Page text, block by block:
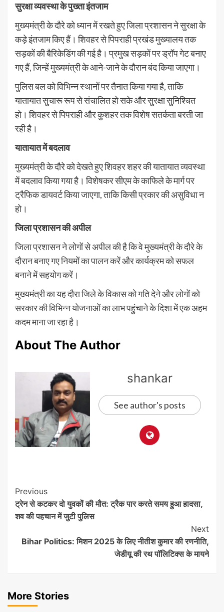
सुरक्षा व्यवस्था के पुख्ता इंतजाम
मुख्यमंत्री के दौरे को ध्यान में रखते हुए जिला प्रशासन ने सुरक्षा के
कड़े इंतजाम किए हैं। शिवहर से पिपराही प्रखंड मुख्यालय तक
सड़कों की बैरिकेडिंग की गई है। प्रमुख सड़कों पर ड्रॉप गेट बनाए
गए हैं, जिन्हें मुख्यमंत्री के आने-जाने के दौरान बंद किया जाएगा।
पुलिस बल को विभिन्न स्थानों पर तैनात किया गया है, ताकि
यातायात सुचारू रूप से संचालित हो सके और सुरक्षा सुनिश्चित
हो। शिवहर से पिपराही और कुशहर तक विशेष सतर्कता बरती जा
रही है।
यातायात में बदलाव
मुख्यमंत्री के दौरे को देखते हुए शिवहर शहर की यातायात व्यवस्था
में बदलाव किया गया है। विशेषकर सीएम के काफिले के मार्ग पर
ट्रैफिक डायवर्ट किया जाएगा, ताकि किसी प्रकार की असुविधा न
हो।
जिला प्रशासन की अपील
जिला प्रशासन ने लोगों से अपील की है कि वे मुख्यमंत्री के दौरे के
दौरान बनाए गए नियमों का पालन करें और कार्यक्रम को सफल
बनाने में सहयोग करें।
मुख्यमंत्री का यह दौरा जिले के विकास को गति देने और लोगों को
सरकार की विभिन्न योजनाओं का लाभ पहुंचाने के दिशा में एक अहम
कदम माना जा रहा है।
About The Author
shankar
See author's posts
Post
Navigation
Previous
ट्रेन से कटकर दो युवकों की मौत: ट्रैक पार करते समय हुआ हादसा,
शव की पहचान में जुटी पुलिस
Next
Bihar Politics: मिशन 2025 के लिए नीतीश कुमार की रणनीति,
जेडीयू की रथ पॉलिटिक्स के मायने
More Stories